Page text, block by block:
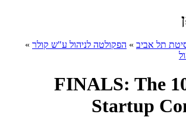
תל אביב » הפקולטה לניהול ע"ש קולר »
FINALS: The
Startup